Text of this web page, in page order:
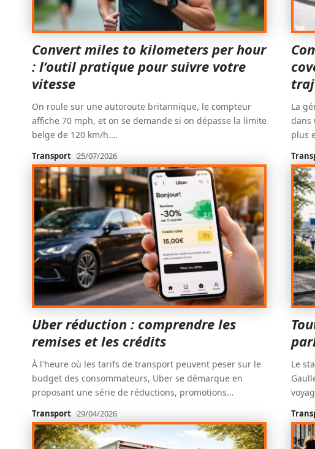
Convert miles to kilometers per hour
: l’outil pratique pour suivre votre
vitesse
On roule sur une autoroute britannique, le compteur
affiche 70 mph, et on se demande si on dépasse la limite
belge de 120 km/h.…
Transport 25/07/2026
La
dans
plus
Uber réduction : comprendre les
remises et les crédits
À l'heure où les tarifs de transport peuvent peser sur le
budget des consommateurs, Uber se démarque en
proposant une série de réductions, promotions…
Transport 29/04/2026
Le